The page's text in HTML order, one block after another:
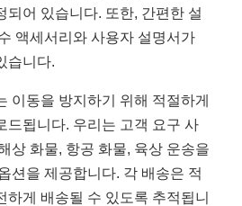
되어 있습니다. 또한, 간편한 설
액세서리와 사용자 설명서가
습니다.
이동을 방지하기 위해 적절하게
드됩니다. 우리는 고객 요구 사
상 화물, 항공 화물, 육상 운송을
션을 제공합니다. 각 배송은 적
하게 배송될 수 있도록 추적됩니